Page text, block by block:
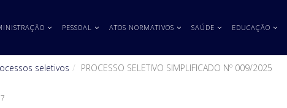
PESSOAL ATOS NORMATIVOS SAÚDE EDUCAÇÃO
seletivos PROCESSO SELETIVO SIMPLIFICADO Nº 009/2025